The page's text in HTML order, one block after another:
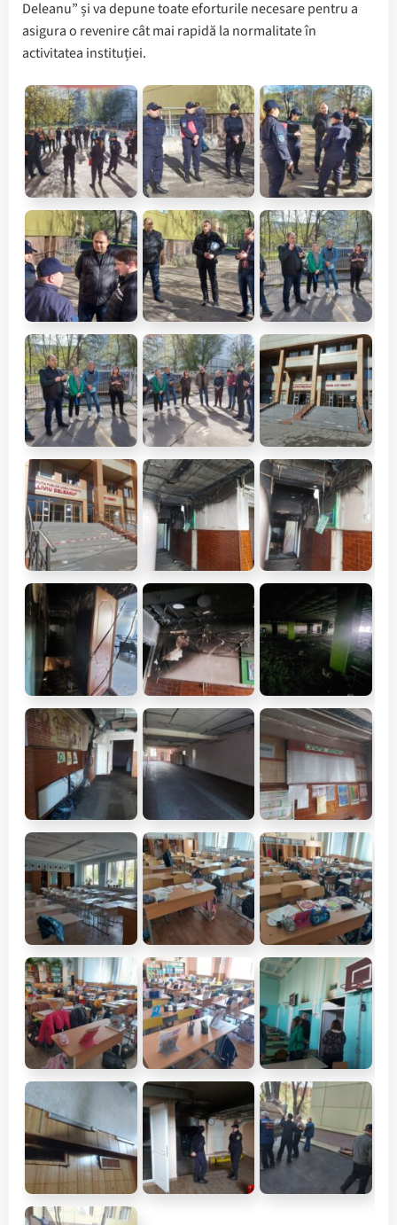
Deleanu” și va depune toate eforturile necesare pentru a
asigura o revenire cât mai rapidă la normalitate în
activitatea instituției.